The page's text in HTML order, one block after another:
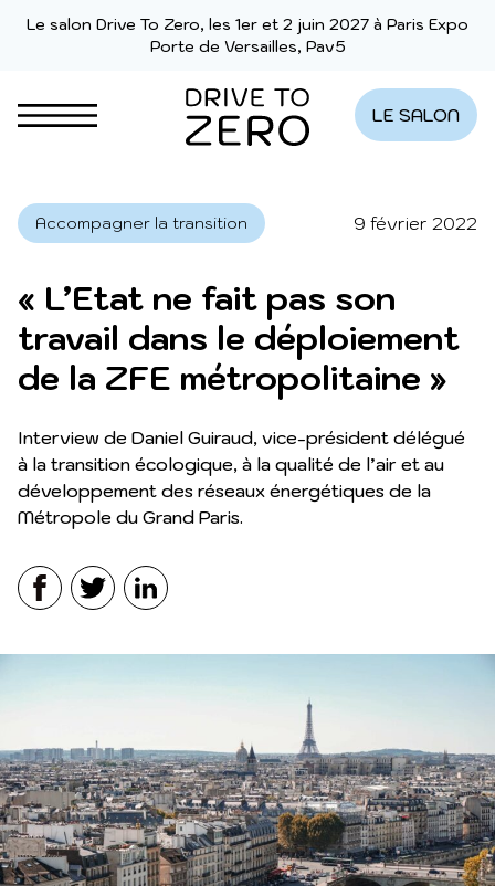
Aller au contenu
Le salon Drive To Zero, les 1er et 2 juin 2027 à Paris Expo
Porte de Versailles, Pav5
LE SALON
Accompagner la transition 9 février 2022
« L’Etat ne fait pas son
travail dans le déploiement
de la ZFE métropolitaine »
Interview de Daniel Guiraud, vice-président délégué
à la transition écologique, à la qualité de l’air et au
développement des réseaux énergétiques de la
Métropole du Grand Paris.
FacebookTwitterLinkedIn